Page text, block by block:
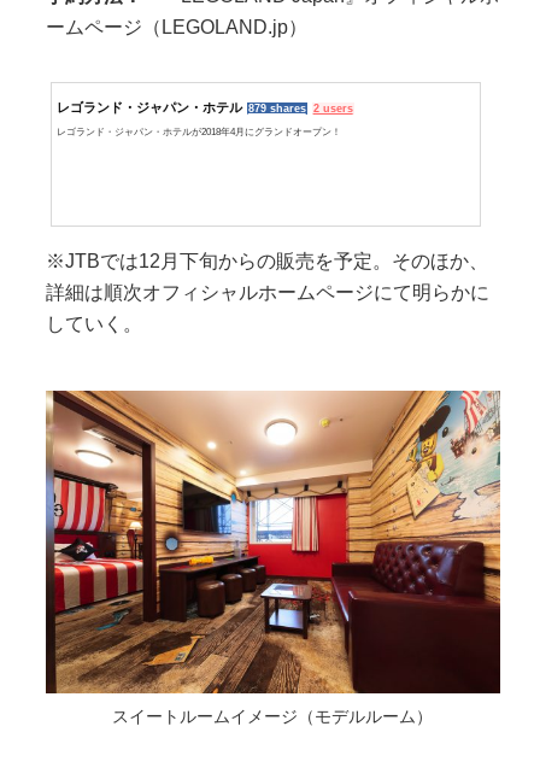
ームページ（LEGOLAND.jp）
レゴランド・ジャパン・ホテル 879 shares 2 users
レゴランド・ジャパン・ホテルが2018年4月にグランドオープン！
※JTBでは12月下旬からの販売を予定。そのほか、
詳細は順次オフィシャルホームページにて明らかに
していく。
スイートルームイメージ（モデルルーム）